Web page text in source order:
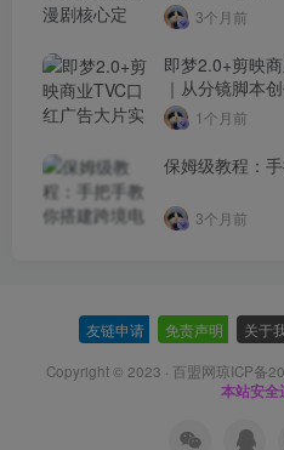
3个月前
即梦2.0+剪映
｜从分镜脚本
程打造品牌级产
1个月前
保姆级教程：
3个月前
友链申请 免责声明 关于
Copyright © 2023 · 百盟网琼ICP备
本站安全